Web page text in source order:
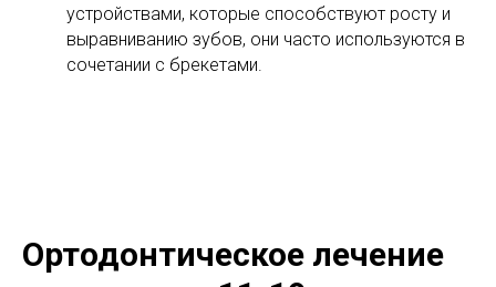
устройствами, которые способствуют росту и
выравниванию зубов, они часто используются в
сочетании с брекетами.
Ортодонтическое лечение